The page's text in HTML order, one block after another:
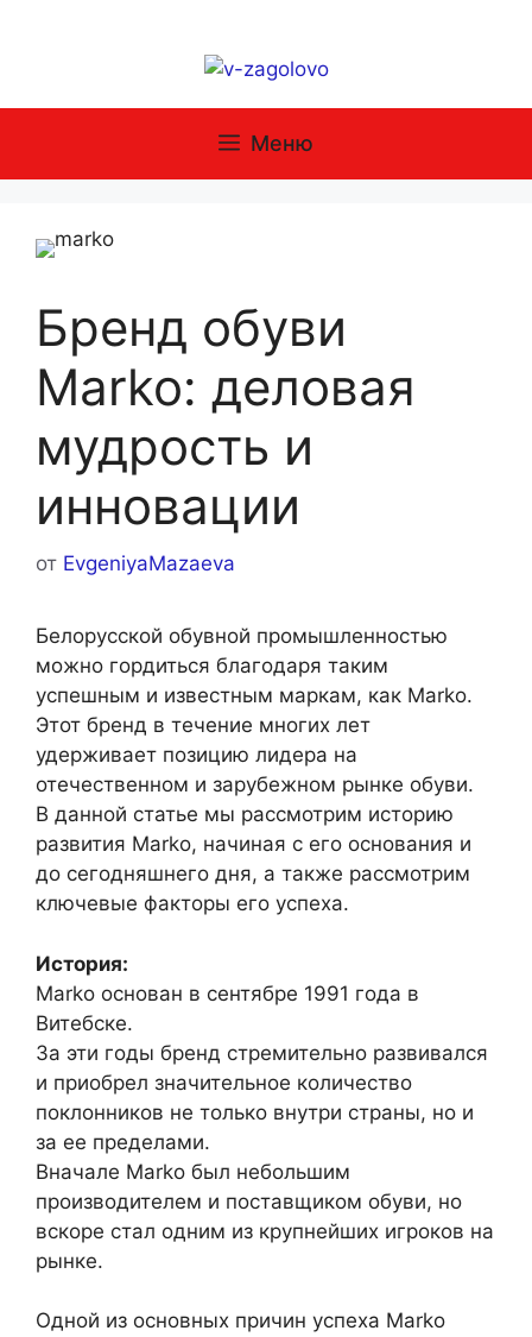
Меню
Бренд обуви
Marko: деловая
мудрость и
инновации
от EvgeniyaMazaeva
Белорусской обувной промышленностью
можно гордиться благодаря таким
успешным и известным маркам, как Marko.
Этот бренд в течение многих лет
удерживает позицию лидера на
отечественном и зарубежном рынке обуви.
В данной статье мы рассмотрим историю
развития Marko, начиная с его основания и
до сегодняшнего дня, а также рассмотрим
ключевые факторы его успеха.
История:
Marko основан в сентябре 1991 года в
Витебске.
За эти годы бренд стремительно развивался
и приобрел значительное количество
поклонников не только внутри страны, но и
за ее пределами.
Вначале Marko был небольшим
производителем и поставщиком обуви, но
вскоре стал одним из крупнейших игроков на
рынке.
Одной из основных причин успеха Marko